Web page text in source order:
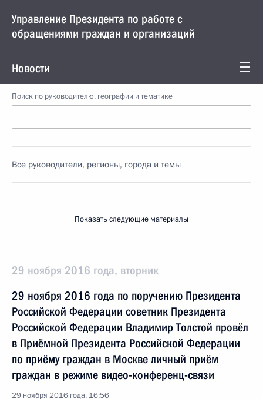
Управление Президента по работе с
обращениями граждан и организаций
Новости
Поиск по руководителю, географии и тематике
Все руководители, регионы, города и темы
Показать следующие материалы
29 ноября 2016 года, вторник
29 ноября 2016 года по поручению Президента
Российской Федерации советник Президента
Российской Федерации Владимир Толстой провёл
в Приёмной Президента Российской Федерации
по приёму граждан в Москве личный приём
граждан в режиме видео-конференц-связи
29 ноября 2016 года, 16:56